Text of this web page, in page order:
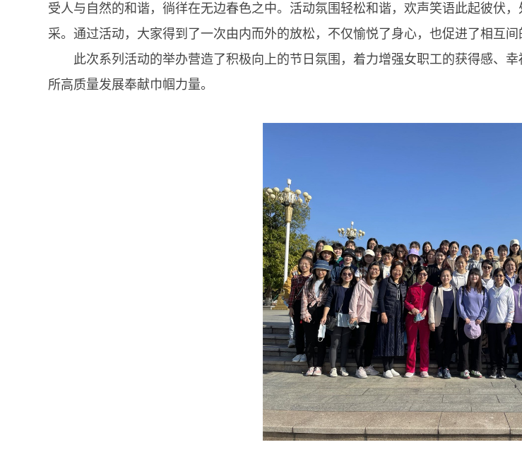
受人与自然的和谐，徜徉在无边春色之中。活动氛围轻松和谐，欢声笑语此起彼伏
采。通过活动，大家得到了一次由内而外的放松，不仅愉悦了身心，也促进了相互间
此次系列活动的举办营造了积极向上的节日氛围，着力增强女职工的获得感、幸
所高质量发展奉献巾帼力量。